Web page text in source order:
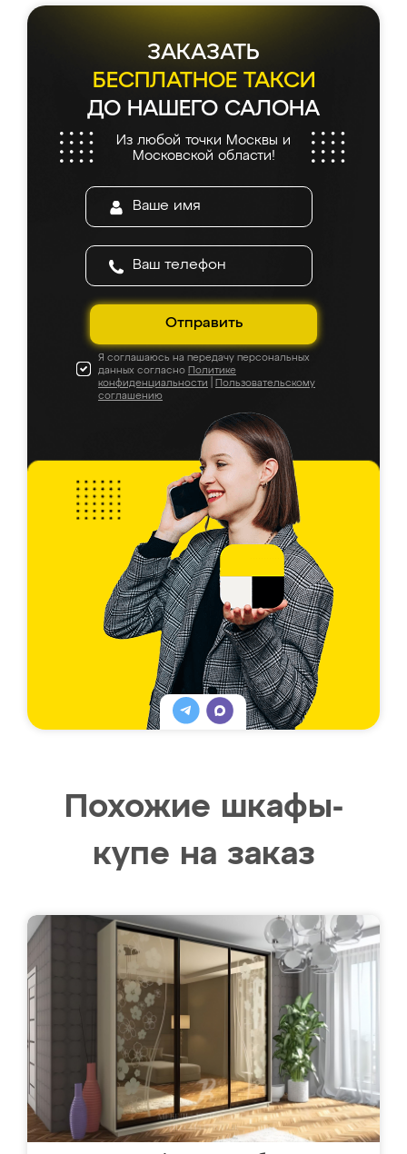
ЗАКАЗАТЬ
БЕСПЛАТНОЕ ТАКСИ
ДО НАШЕГО САЛОНА
Из любой точки Москвы и
Московской области!
Отправить
Я соглашаюсь на передачу персональных
данных согласно Политике
конфиденциальности
Пользовательскому
соглашению
Похожие шкафы-
купе на заказ